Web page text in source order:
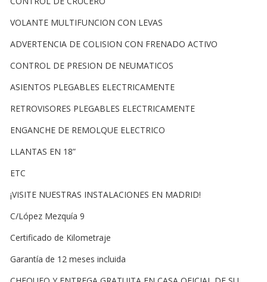
VOLANTE MULTIFUNCION CON LEVAS
ADVERTENCIA DE COLISION CON FRENADO ACTIVO
CONTROL DE PRESION DE NEUMATICOS
ASIENTOS PLEGABLES ELECTRICAMENTE
RETROVISORES PLEGABLES ELECTRICAMENTE
ENGANCHE DE REMOLQUE ELECTRICO
LLANTAS EN 18”
ETC
¡VISITE NUESTRAS INSTALACIONES EN MADRID!
C/López Mezquía 9
Certificado de Kilometraje
Garantía de 12 meses incluida